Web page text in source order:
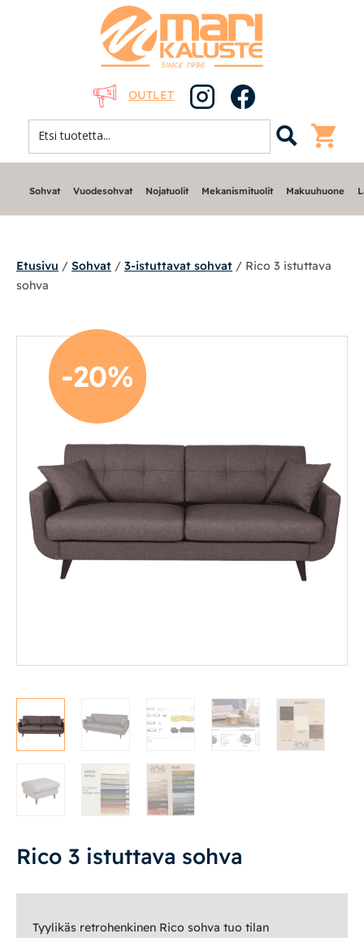
OUTLET
Nojatuolit
Mekanismituolit
Makuuhuone
Pöydät ja tuolit
Säilytys
Työpöydät ja työtuolit
Ulkokalusteet
Valaisimet
Vuodesohvat
Senioreille
Oma tili|Yhteystiedot|Ostoskori
Sohvat Vuodesohvat Nojatuolit Mekanismituolit Makuuhuone
Etusivu / Sohvat / 3-istuttavat sohvat / Rico 3 istuttava
sohva
-20%
Rico 3 istuttava sohva
Tyylikäs retrohenkinen Rico sohva tuo tilan